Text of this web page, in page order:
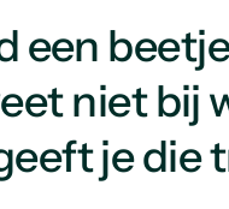
een
niet bij
je die